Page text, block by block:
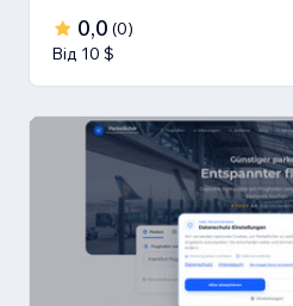
0,0 (0)
Від 10 $